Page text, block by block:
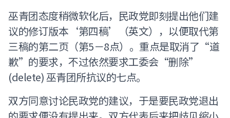
巫青团态度稍微软化后，民政党即刻提出他们建
议的修订版本‘第四稿’（英文），以便取代第
三稿的第二页（第5－8点）。重点是取消了“道
歉”的要求，不过依然要求工委会“删除”
(delete) 巫青团所抗议的七点。
双方同意讨论民政党的建议，于是要民政党退出